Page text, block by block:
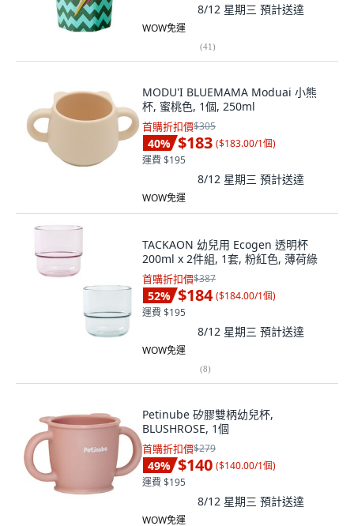
8/12 星期三 預計送達
WOW免運
(41)
MODU'I BLUEMAMA Moduai 小熊
杯, 蜜桃色, 1個, 250ml
首購折扣價$305
40% $183 ($183.00/1個)
運費 $195
8/12 星期三 預計送達
WOW免運
TACKAON 幼兒用 Ecogen 透明杯
200ml x 2件組, 1套, 粉紅色, 薄荷綠
首購折扣價$387
52% $184 ($184.00/1個)
運費 $195
8/12 星期三 預計送達
WOW免運
(8)
Petinube 矽膠雙柄幼兒杯,
BLUSHROSE, 1個
首購折扣價$279
49% $140 ($140.00/1個)
運費 $195
8/12 星期三 預計送達
WOW免運